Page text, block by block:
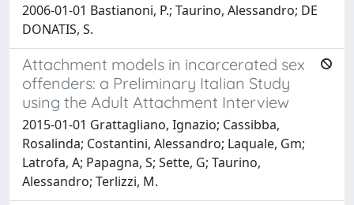
2006-01-01 Bastianoni, P.; Taurino, Alessandro; DE
DONATIS, S.
Attachment models in incarcerated sex
offenders: a Preliminary Italian Study
using the Adult Attachment Interview
2015-01-01 Grattagliano, Ignazio; Cassibba,
Rosalinda; Costantini, Alessandro; Laquale, Gm;
Latrofa, A; Papagna, S; Sette, G; Taurino,
Alessandro; Terlizzi, M.